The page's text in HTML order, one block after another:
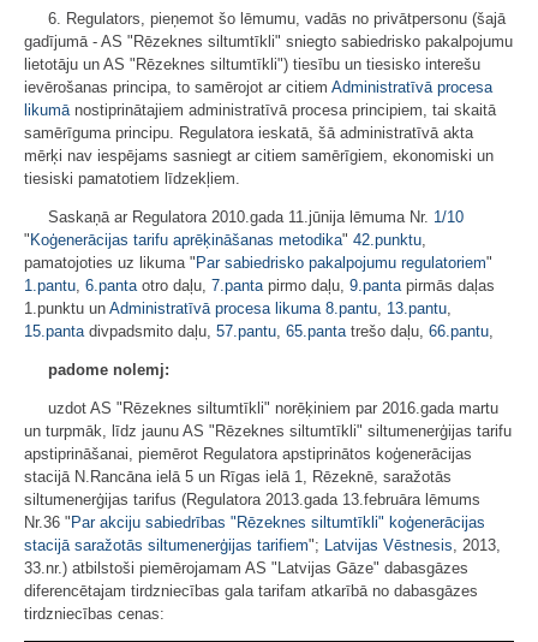
6. Regulators, pieņemot šo lēmumu, vadās no privātpersonu (šajā
gadījumā - AS "Rēzeknes siltumtīkli" sniegto sabiedrisko pakalpojumu
lietotāju un AS "Rēzeknes siltumtīkli") tiesību un tiesisko interešu
ievērošanas principa, to samērojot ar citiem Administratīvā procesa
likumā nostiprinātajiem administratīvā procesa principiem, tai skaitā
samērīguma principu. Regulatora ieskatā, šā administratīvā akta
mērķi nav iespējams sasniegt ar citiem samērīgiem, ekonomiski un
tiesiski pamatotiem līdzekļiem.
Saskaņā ar Regulatora 2010.gada 11.jūnija lēmuma Nr. 1/10
" Koģenerācijas tarifu aprēķināšanas metodika" 42.punktu
pamatojoties uz likuma " Par sabiedrisko pakalpojumu regulatoriem"
1.pantu 6.panta otro daļu, 7.panta pirmo daļu, 9.panta pirmās daļas
1.punktu un Administratīvā procesa likuma 8.pantu 13.pantu
15.panta divpadsmito daļu, 57.pantu 65.panta trešo daļu, 66.pantu
padome nolemj:
uzdot AS "Rēzeknes siltumtīkli" norēķiniem par 2016.gada martu
un turpmāk, līdz jaunu AS "Rēzeknes siltumtīkli" siltumenerģijas tarifu
apstiprināšanai, piemērot Regulatora apstiprinātos koģenerācijas
stacijā N.Rancāna ielā 5 un Rīgas ielā 1, Rēzeknē, saražotās
siltumenerģijas tarifus (Regulatora 2013.gada 13.februāra lēmums
Nr.36 " Par akciju sabiedrības "Rēzeknes siltumtīkli" koģenerācijas
stacijā saražotās siltumenerģijas tarifiem"; Latvijas Vēstnesis , 2013,
33.nr.) atbilstoši piemērojamam AS "Latvijas Gāze" dabasgāzes
diferencētajam tirdzniecības gala tarifam atkarībā no dabasgāzes
tirdzniecības cenas: